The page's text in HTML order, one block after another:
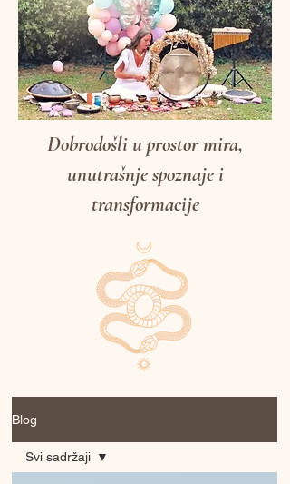
Dobrodošli u prostor mira,
unutrašnje spoznaje i
transformacije
Blog
Svi sadržaji